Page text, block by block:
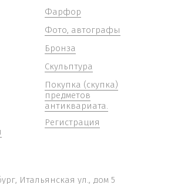
Фарфор
Фото, автографы
Бронза
Скульптура
Покупка (скупка)
предметов
антиквариата.
Регистрация
Итальянская ул., дом 5